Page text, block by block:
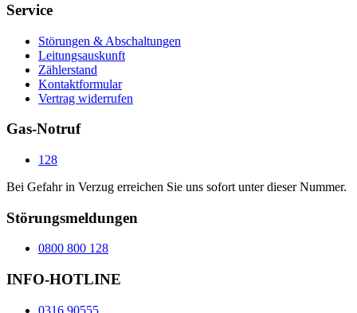
Service
Störungen & Abschaltungen
Leitungsauskunft
Zählerstand
Kontaktformular
Vertrag widerrufen
Gas-Notruf
128
Bei Gefahr in Verzug erreichen Sie uns sofort unter dieser Nummer.
Störungsmeldungen
0800 800 128
INFO-HOTLINE
0316 90555